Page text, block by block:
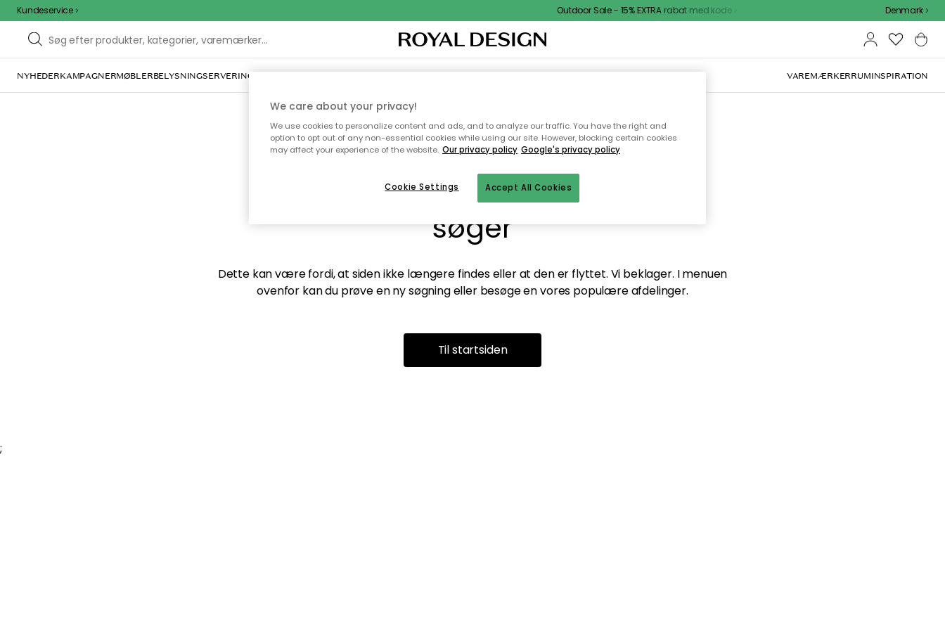
Kundeservice Outdoor Sale - 15% EXTRA rabat med kode Denmark
NYHEDERKAMPAGNERMØBLERBELYSNINGSERVERING INDRETNINGTEKSTIL & TÆPPERKØKKENETOPBEVARINGHAVEMØBLER VAREMÆRKERRUMINSPIRATION
Vi fandt desværre ikke siden du
søger
Dette kan være fordi, at siden ikke længere findes eller at den er flyttet. Vi beklager. I menuen
ovenfor kan du prøve en ny søgning eller besøge en vores populære afdelinger.
Til startsiden
;
We care about your privacy!
We use cookies to personalize content and ads, and to analyze our traffic. You have the right and
option to opt out of any non-essential cookies while using our site. However, blocking certain cookies
may affect your experience of the website. Our privacy policy Google's privacy policy
Accept All Cookies
Cookie Settings